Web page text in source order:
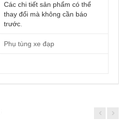
Các chi tiết sản phẩm có thể
thay đổi mà không cần báo
trước
Phụ tùng xe đạp